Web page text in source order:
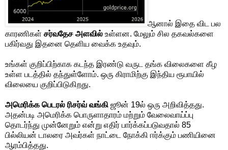
ஆனால் இதை விட பல
காரணிகள் சர்வதேச அளவில் உள்ளன. மேலும் சில தகவல்களை
பகிர்வது இதனை தெளிய வைக்க உதவும்.
உங்கள் குறிப்பிற்காக கடந்த இரண்டு வருட தங்க விலைகளை கீழ
உள்ள படத்தில் தந்துள்ளோம். ஒரு கிராமிற்கு இந்திய ரூபாயில்
விலையை குறிப்பிடுகிறது.
அமெரிக்க பெடரல் ரிசர்வ் வங்கி ஜூன் 19ல் ஒரு அறிவித்தது.
அதன்படி அமெரிக்க பொருளாதாரம் மற்றும் வேலைவாய்ப்பு
தொடர்ந்து முன்னேறும் என்று எதிர் பார்க்கப்படுவதால் 85
பில்லியன் டாலரை அவர்கள் நாட்டை நோக்கி ஈர்க்கும் பணியினை
ஆரம்பித்தது.